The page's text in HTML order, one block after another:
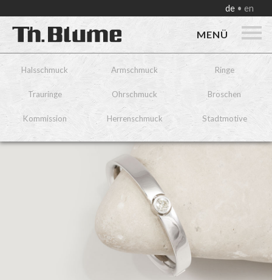
de en
MENÜ
Halsschmuck Armschmuck Ringe
Trauringe Ohrschmuck Broschen
Kommission Herrenschmuck Stadtmotive